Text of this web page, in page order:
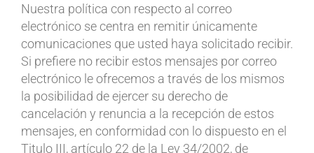
Nuestra política con respecto al correo
electrónico se centra en remitir únicamente
comunicaciones que usted haya solicitado recibir.
Si prefiere no recibir estos mensajes por correo
electrónico le ofrecemos a través de los mismos
la posibilidad de ejercer su derecho de
cancelación y renuncia a la recepción de estos
mensajes, en conformidad con lo dispuesto en el
Titulo III, artículo 22 de la Ley 34/2002, de